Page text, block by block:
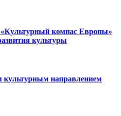
«Культурный компас Европы»
культуры
направлением